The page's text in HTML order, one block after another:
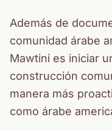
Además de
comunidad árabe
Mawtini es iniciar
construcción
manera más
como árabe